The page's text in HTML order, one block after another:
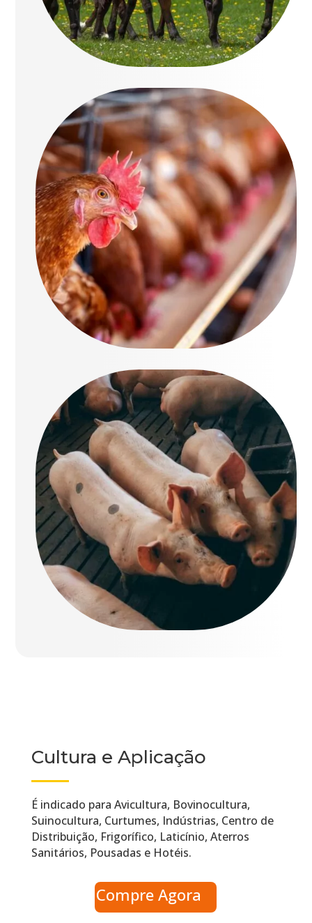
Cultura e Aplicação
É indicado para Avicultura, Bovinocultura,
Suinocultura, Curtumes, Indústrias, Centro de
Distribuição, Frigorífico, Laticínio, Aterros
Sanitários, Pousadas e Hotéis.
Compre Agora